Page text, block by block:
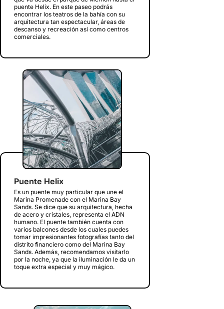
puente Helix. En este paseo podrás
encontrar los teatros de la bahía con su
arquitectura tan espectacular, áreas de
descanso y recreación así como centros
comerciales.
Puente Helix
Es un puente muy particular que une el
Marina Promenade con el Marina Bay
Sands. Se dice que su arquitectura, hecha
de acero y cristales, representa el ADN
humano. El puente también cuenta con
varios balcones desde los cuales puedes
tomar impresionantes fotografías tanto del
distrito financiero como del Marina Bay
Sands. Además, recomendamos visitarlo
por la noche, ya que la iluminación le da un
toque extra especial y muy mágico.